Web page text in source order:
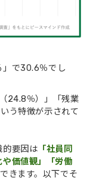
」で30.6％でし
24.8％）」「残業
う特徴が示されて
的要因は 「社員同
価値観」「労働
きます。以下でそ